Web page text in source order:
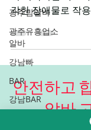
광주밤알바
광주유흥업소
알바
강남빠
BAR
강남BAR
르바이트
전문성 개발 기회 부족
의 지속적인 아르
각한 장애물로 작
상황은 청년들의
장기적인 부정적
한 반복적이고 저
장에서 요구되는